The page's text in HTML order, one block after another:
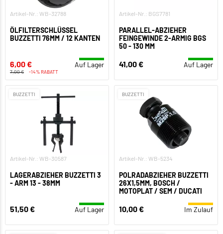
Artikel-Nr.: WB-32788
ÖLFILTERSCHLÜSSEL
BUZZETTI 76MM / 12 KANTEN
6,00 € Auf Lager
7,00 € -14% RABATT
Artikel-Nr.: BGS7781
PARALLEL-ABZIEHER
FEINGEWINDE 2-ARMIG BGS
50 - 130 MM
41,00 € Auf Lager
BUZZETTI
Artikel-Nr.: WB-30587
LAGERABZIEHER BUZZETTI 3
- ARM 13 - 38MM
51,50 € Auf Lager
BUZZETTI
Artikel-Nr.: WB-5234
POLRADABZIEHER BUZZETTI
26X1,5MM, BOSCH /
MOTOPLAT / SEM / DUCATI
10,00 € Im Zulauf